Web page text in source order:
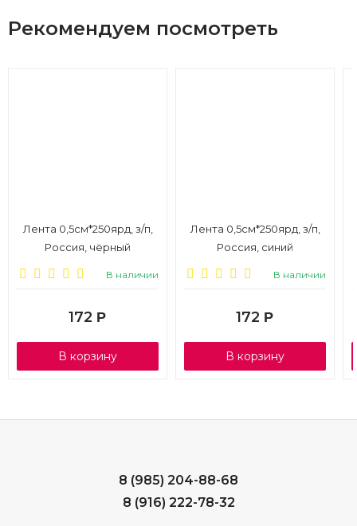
Рекомендуем посмотреть
Лента 0,5см*250ярд, з/п,
Россия, чёрный
В наличии
172 Р
В корзину
Лента 0,5см*250ярд, з/п,
Россия, синий
В наличии
172 Р
В корзину
8 (985) 204-88-68
8 (916) 222-78-32